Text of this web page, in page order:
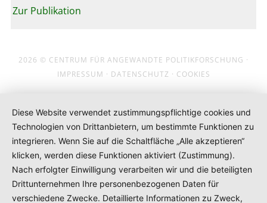
Zur Publikation
2026 © CENTRUM FÜR ANGEWANDTE POLITIKFORSCHUNG ·
IMPRESSUM · DATENSCHUTZ · COOKIES
Diese Website verwendet zustimmungspflichtige cookies und
Technologien von Drittanbietern, um bestimmte Funktionen zu
integrieren. Wenn Sie auf die Schaltfläche „Alle akzeptieren“
klicken, werden diese Funktionen aktiviert (Zustimmung).
Nach erfolgter Einwilligung verarbeiten wir und die beteiligten
Drittunternehmen Ihre personenbezogenen Daten für
verschiedene Zwecke. Detaillierte Informationen zu Zweck,